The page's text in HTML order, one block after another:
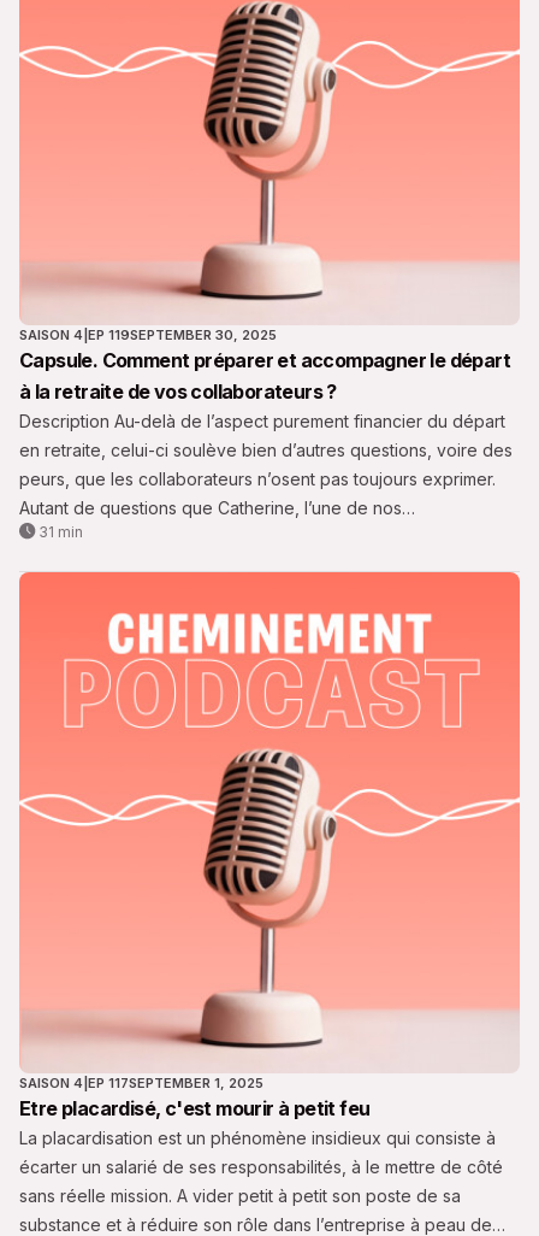
SAISON 4 EP 119SEPTEMBER 30, 2025
Capsule. Comment préparer et accompagner le départ
à la retraite de vos collaborateurs ?
Description Au-delà de l’aspect purement financier du départ
en retraite, celui-ci soulève bien d’autres questions, voire des
peurs, que les collaborateurs n’osent pas toujours exprimer.
Autant de questions que Catherine, l’une de nos
accompagnées en bilan pré-retraite, s’est posées, et qui la
31 min
SAISON 4 EP 117SEPTEMBER 1, 2025
Etre placardisé, c'est mourir à petit feu
La placardisation est un phénomène insidieux qui consiste à
écarter un salarié de ses responsabilités, à le mettre de côté
sans réelle mission. A vider petit à petit son poste de sa
substance et à réduire son rôle dans l’entreprise à peau de